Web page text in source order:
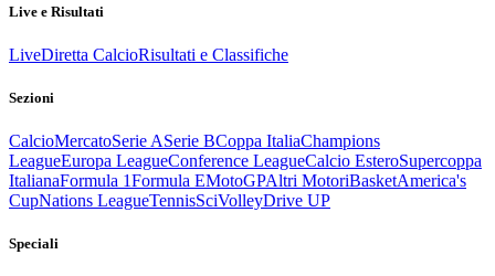
Live e Risultati
LiveDiretta CalcioRisultati e Classifiche
Sezioni
CalcioMercatoSerie ASerie BCoppa ItaliaChampions
LeagueEuropa LeagueConference LeagueCalcio EsteroSupercoppa
ItalianaFormula 1Formula EMotoGPAltri MotoriBasketAmerica's
CupNations LeagueTennisSciVolleyDrive UP
Speciali